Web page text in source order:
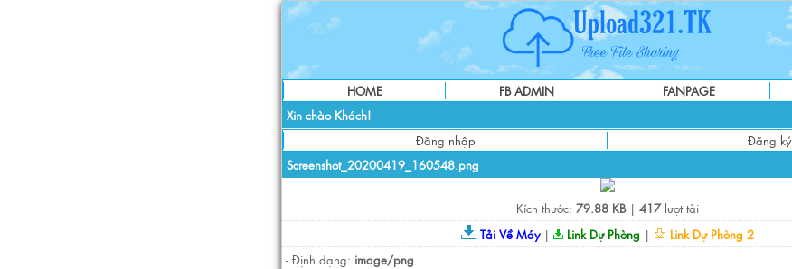
HOME FB ADMIN FANPAGE
Xin chào Khách!
Đăng nhập
Đăng ký
Screenshot_20200419_160548.png
Kích thước: 79.88 KB| 417lượt tải
Tải Về Máy| Link Dự Phòng |
Link Dự Phòng 2
- Định dạng: image/png